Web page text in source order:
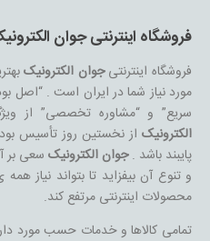
فروشگاه اینترنتی جوان
فروشگاه اینترنتیجوان الکترونیک
مورد نیاز شما در ایران است . “اصل
سریع” و “مشاوره تخصصی” از
الکترونیکاز نخستین روز تأسیس
پایبند باشد .جوان الکترونیکسعی بر
و تنوع آن بیفزاید تا بتواند نیاز
محصولات اینترنتی مرتفع کند.
تمامی کالاها و خدمات حسب مورد